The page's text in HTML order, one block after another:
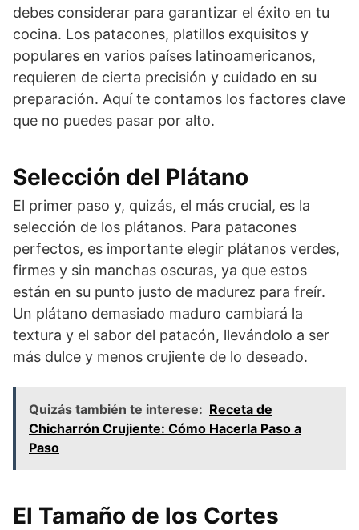
debes considerar para garantizar el éxito en tu
cocina. Los patacones, platillos exquisitos y
populares en varios países latinoamericanos,
requieren de cierta precisión y cuidado en su
preparación. Aquí te contamos los factores clave
que no puedes pasar por alto.
Selección del Plátano
El primer paso y, quizás, el más crucial, es la
selección de los plátanos. Para patacones
perfectos, es importante elegir plátanos verdes,
firmes y sin manchas oscuras, ya que estos
están en su punto justo de madurez para freír.
Un plátano demasiado maduro cambiará la
textura y el sabor del patacón, llevándolo a ser
más dulce y menos crujiente de lo deseado.
Quizás también te interese: Receta de
Chicharrón Crujiente: Cómo Hacerla Paso a
Paso
El Tamaño de los Cortes